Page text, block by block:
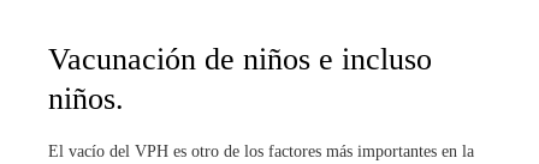
Vacunación de niños e incluso
niños.
El vacío del VPH es otro de los factores más importantes en la